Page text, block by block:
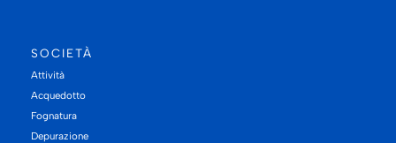
SOCIETÀ
Attività
Acquedotto
Fognatura
Depurazione